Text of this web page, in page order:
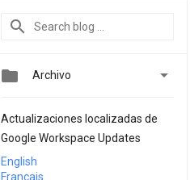
 Archivo 
Actualizaciones localizadas de
Google Workspace Updates
English
Français